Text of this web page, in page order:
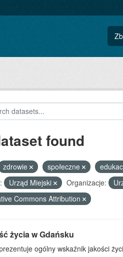
found
zdrowie społeczne
Urząd Miejski Organizacje:
Commons Attribution
życia w Gdańsku
ogólny wskaźnik jakości